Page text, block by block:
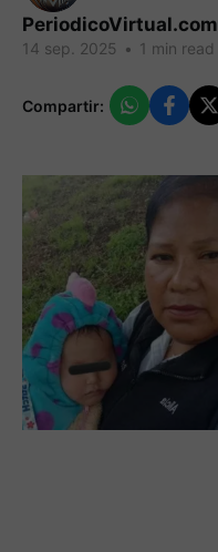
PeriodicoVirtual.com
14 sep. 2025 • 1 min read
Compartir: